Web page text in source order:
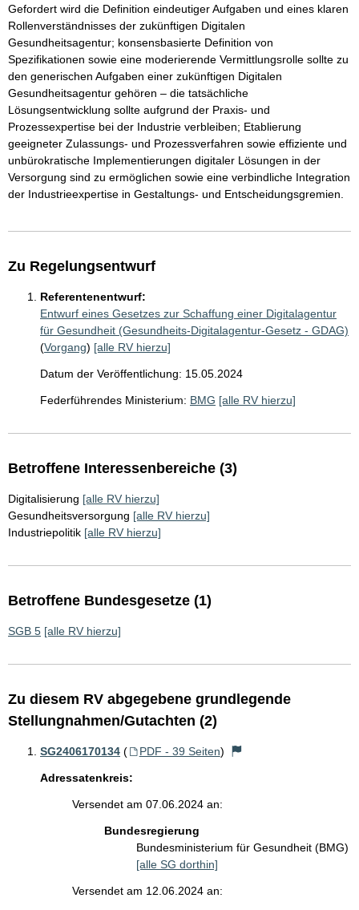
Gefordert wird die Definition eindeutiger Aufgaben und eines klaren
Rollenverständnisses der zukünftigen Digitalen
Gesundheitsagentur; konsensbasierte Definition von
Spezifikationen sowie eine moderierende Vermittlungsrolle sollte zu
den generischen Aufgaben einer zukünftigen Digitalen
Gesundheitsagentur gehören – die tatsächliche
Lösungsentwicklung sollte aufgrund der Praxis- und
Prozessexpertise bei der Industrie verbleiben; Etablierung
geeigneter Zulassungs- und Prozessverfahren sowie effiziente und
unbürokratische Implementierungen digitaler Lösungen in der
Versorgung sind zu ermöglichen sowie eine verbindliche Integration
der Industrieexpertise in Gestaltungs- und Entscheidungsgremien.
Zu Regelungsentwurf
Referentenentwurf:
Entwurf eines Gesetzes zur Schaffung einer Digitalagentur
für Gesundheit (Gesundheits-Digitalagentur-Gesetz - GDAG)
(Vorgang) [alle RV hierzu]
Datum der Veröffentlichung: 15.05.2024
Federführendes Ministerium: BMG [alle RV hierzu]
Betroffene Interessenbereiche (3)
Digitalisierung [alle RV hierzu]
Gesundheitsversorgung [alle RV hierzu]
Industriepolitik [alle RV hierzu]
Betroffene Bundesgesetze (1)
SGB 5 [alle RV hierzu]
Zu diesem RV abgegebene grundlegende
Stellungnahmen/Gutachten (2)
SG2406170134 ( PDF - 39 Seiten)
Adressatenkreis:
Versendet am 07.06.2024 an:
Bundesregierung
Bundesministerium für Gesundheit (BMG)
[alle SG dorthin]
Versendet am 12.06.2024 an: